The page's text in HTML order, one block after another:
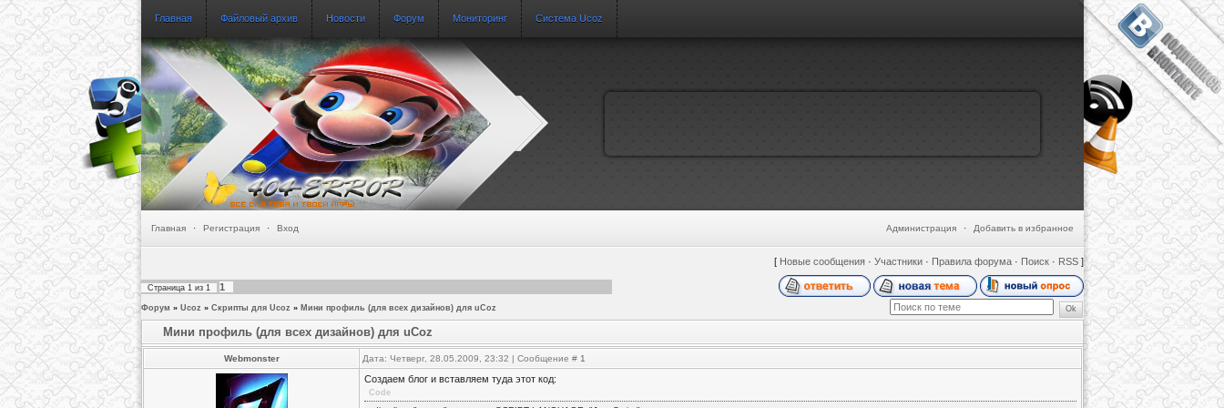
Главная Файловый архив Новости Форум Мониторинг Система Ucoz
Главная · Регистрация · Вход Администрация · Добавить в избранное
[ Новые сообщения · Участники · Правила форума · Поиск · RSS ]
Страница 1 из 1 1
Форум » Ucoz » Скрипты для Ucoz » Мини профиль (для всех дизайнов) для uCoz
Мини профиль (для всех дизайнов) для uCoz
Webmonster Дата: Четверг, 28.05.2009, 23:32 | Сообщение # 1
Создаем блог и вставляем туда этот код:
Code